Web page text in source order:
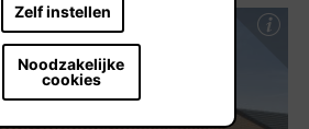
Zelf instellen
Noodzakelijke
cookies